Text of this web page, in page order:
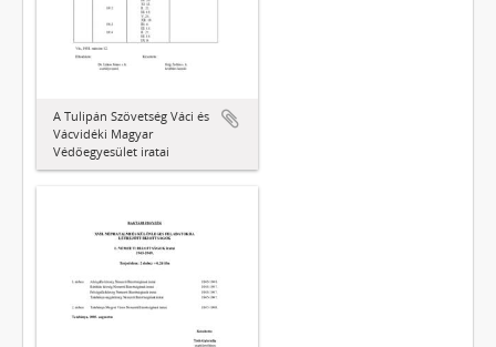
A Tulipán Szövetség Váci és
Vácvidéki Magyar
Védőegyesület iratai